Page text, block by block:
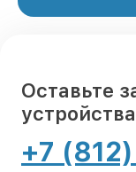
Оставьте
+7